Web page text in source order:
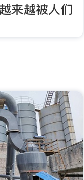
来越被人们